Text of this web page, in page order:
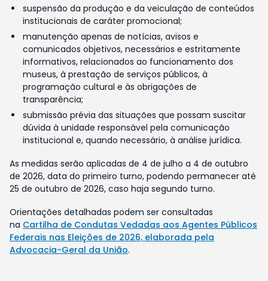
suspensão da produção e da veiculação de conteúdos
institucionais de caráter promocional;
manutenção apenas de notícias, avisos e
comunicados objetivos, necessários e estritamente
informativos, relacionados ao funcionamento dos
museus, à prestação de serviços públicos, à
programação cultural e às obrigações de
transparência;
submissão prévia das situações que possam suscitar
dúvida à unidade responsável pela comunicação
institucional e, quando necessário, à análise jurídica.
As medidas serão aplicadas de 4 de julho a 4 de outubro
de 2026, data do primeiro turno, podendo permanecer até
25 de outubro de 2026, caso haja segundo turno.
Orientações detalhadas podem ser consultadas
na Cartilha de Condutas Vedadas aos Agentes Públicos
Federais nas Eleições de 2026, elaborada pela
Advocacia-Geral da União.